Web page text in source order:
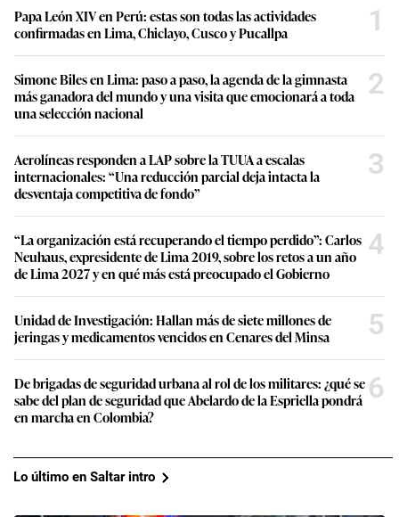
Papa León XIV en Perú: estas son todas las actividades
confirmadas en Lima, Chiclayo, Cusco y Pucallpa
1
Simone Biles en Lima: paso a paso, la agenda de la gimnasta
más ganadora del mundo y una visita que emocionará a toda
una selección nacional
2
Aerolíneas responden a LAP sobre la TUUA a escalas
internacionales: “Una reducción parcial deja intacta la
desventaja competitiva de fondo”
3
“La organización está recuperando el tiempo perdido”: Carlos
Neuhaus, expresidente de Lima 2019, sobre los retos a un año
de Lima 2027 y en qué más está preocupado el Gobierno
4
Unidad de Investigación: Hallan más de siete millones de
jeringas y medicamentos vencidos en Cenares del Minsa
5
De brigadas de seguridad urbana al rol de los militares: ¿qué se
sabe del plan de seguridad que Abelardo de la Espriella pondrá
en marcha en Colombia?
6
Lo último en Saltar intro